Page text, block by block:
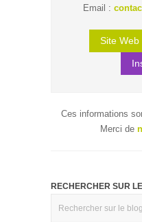
Email :
Site Web
Ces informations
Merci de
RECHERCHER SUR